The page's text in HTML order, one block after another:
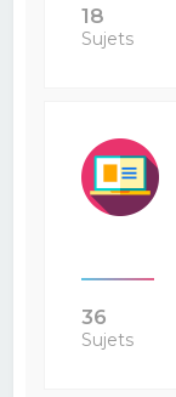
18
Sujets
36
Sujets